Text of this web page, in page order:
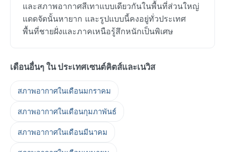
และสภาพอากาศสีเทาแบบเดียวกันในพื้นที่ส่วนใหญ่
แดดจัดนั้นหายาก และรูปแบบนี้คงอยู่ทั่วประเทศ
พื้นที่ชายฝั่งและภาคเหนือรู้สึกหนักเป็นพิเศษ
เดือนอื่นๆ ใน ประเทศเซนต์คิตส์และเนวิส
สภาพอากาศในเดือนมกราคม
สภาพอากาศในเดือนกุมภาพันธ์
สภาพอากาศในเดือนมีนาคม